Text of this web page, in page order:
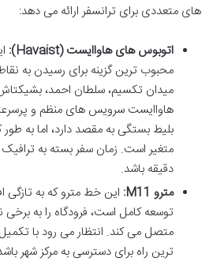
های متعددی برای ترانسفر ارائه می دهد:
اتوبوس های هاواایست (Havaist):
محبوب ترین گزینه برای رسیدن به
میدان تکسیم، سلطان احمد،
هاواایست سرویس های منظم و
دقیقه باشد.
مترو M11:
این خط مترو که به تازگی
توسعه کامل است، فرودگاه را به
متصل می کند. انتظار می رود با
ترین راه برای دسترسی به مرکز شهر